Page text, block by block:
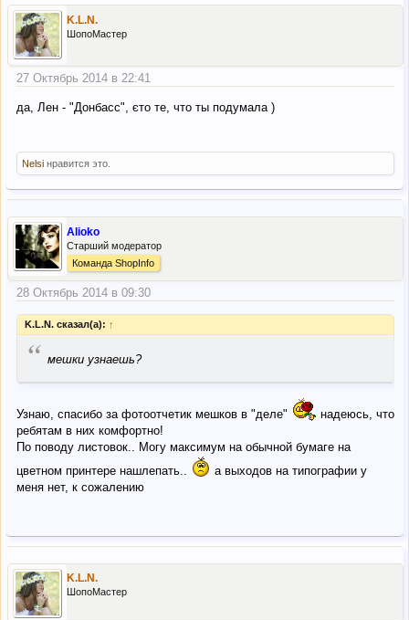
K.L.N.
ШопоМастер
27 Октябрь 2014 в 22:41
да, Лен - "Донбасс", єто те, что ты подумала )
Nelsi нравится это.
Alioko
Старший модератор
Команда ShopInfo
28 Октябрь 2014 в 09:30
K.L.N. сказал(а): ↑
“ мешки узнаешь?
Узнаю, спасибо за фотоотчетик мешков в "деле"
надеюсь, что
ребятам в них комфортно!
По поводу листовок.. Могу максимум на обычной бумаге на
цветном принтере нашлепать..
а выходов на типографии у
меня нет, к сожалению
K.L.N.
ШопоМастер